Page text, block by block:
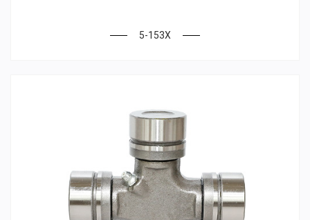
5-153X